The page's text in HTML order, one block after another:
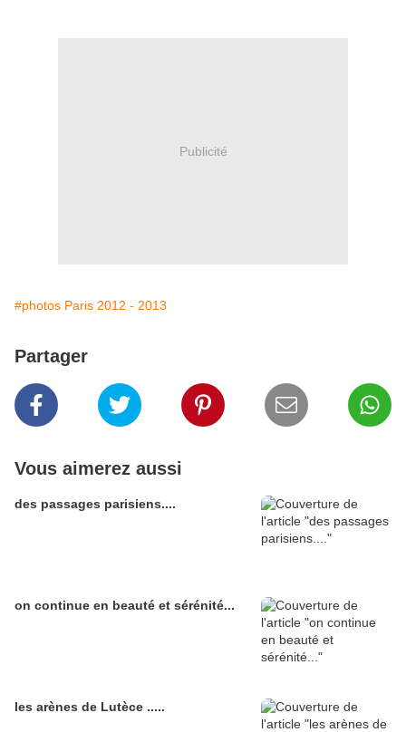
Publicité
#photos Paris 2012 - 2013
Partager
Vous aimerez aussi
des passages parisiens....
on continue en beauté et sérénité...
les arènes de Lutèce .....